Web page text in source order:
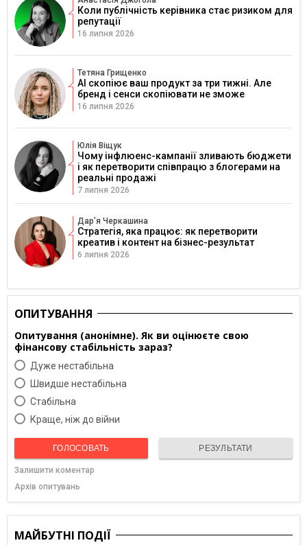
Коли публічність керівника стає ризиком для
репутації
16 липня 2026
Тетяна Грищенко
AI скопіює ваш продукт за три тижні. Але
бренд і сенси скопіювати не зможе
16 липня 2026
Юлія Віщук
Чому інфлюенс-кампанії зливають бюджети
і як перетворити співпрацю з блогерами на
реальні продажі
7 липня 2026
Дарʼя Черкашина
Стратегія, яка працює: як перетворити
креатив і контент на бізнес-результат
6 липня 2026
ОПИТУВАННЯ
Опитування (анонімне). Як ви оцінюєте свою
фінансову стабільність зараз?
Дуже нестабільна
Швидше нестабільна
Cтабільна
Краще, ніж до війни
ГОЛОСОВАТЬ РЕЗУЛЬТАТИ
Залишити коментар
Архів опитувань
МАЙБУТНІ ПОДІЇ